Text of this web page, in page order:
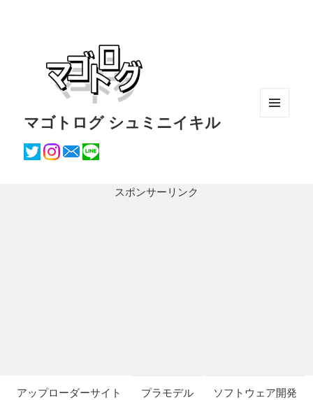
マゴトログ シュミニイキル
スポンサーリンク
アップローダーサイト プラモデル ソフトウェア開発